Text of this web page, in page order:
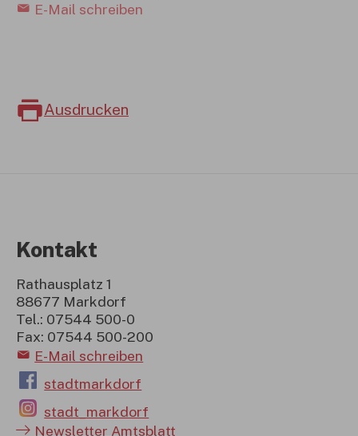
E-Mail schreiben
Ausdrucken
Kontakt
Rathausplatz 1
88677 Markdorf
Tel.: 07544 500-0
Fax: 07544 500-200
E-Mail schreiben
stadtmarkdorf
stadt_markdorf
Newsletter Amtsblatt